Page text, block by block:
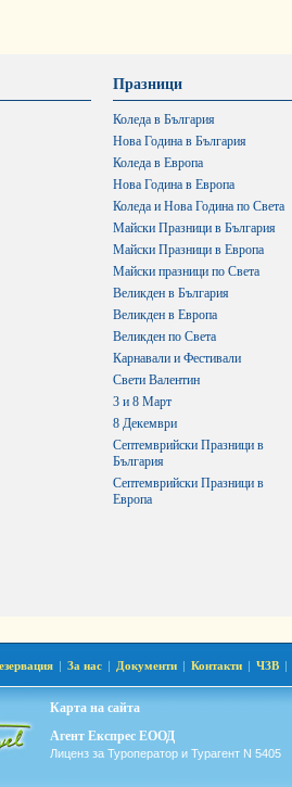
Празници
Коледа в България
Нова Година в България
Коледа в Европа
Нова Година в Европа
Коледа и Нова Година по Света
Майски Празници в България
Майски Празници в Европа
Майски празници по Света
Великден в България
Великден в Европа
Великден по Света
Карнавали и Фестивали
Свети Валентин
3 и 8 Март
8 Декември
Септемврийски Празници в
България
Септемврийски Празници в
Европа
| За нас | Документи | Контакти | ЧЗВ |
Карта на сайта
Агент Експрес ЕООД
Лиценз за Туроператор и Турагент N 5405